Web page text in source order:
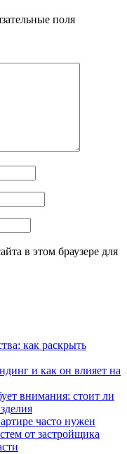
поля
в этом браузере для
как раскрыть
и как он влияет на
внимания: стоит ли
часто нужен
от застройщика